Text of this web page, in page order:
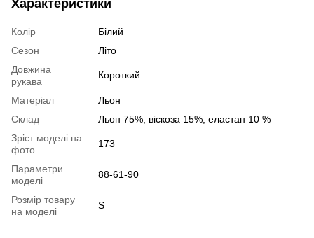
Характеристики
Колір
Білий
Сезон
Літо
Довжина
рукава
Короткий
Матеріал
Льон
Склад
Льон 75%, віскоза 15%, еластан 10 %
Зріст моделі на
фото
173
Параметри
моделі
88-61-90
Розмір товару
на моделі
S